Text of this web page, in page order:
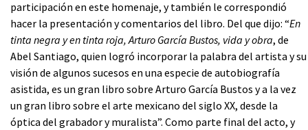
participación en este homenaje, y también le correspondió
hacer la presentación y comentarios del libro. Del que dijo: “En
tinta negra y en tinta roja, Arturo García Bustos, vida y obra, de
Abel Santiago, quien logró incorporar la palabra del artista y su
visión de algunos sucesos en una especie de autobiografía
asistida, es un gran libro sobre Arturo García Bustos y a la vez
un gran libro sobre el arte mexicano del siglo XX, desde la
óptica del grabador y muralista”. Como parte final del acto, y